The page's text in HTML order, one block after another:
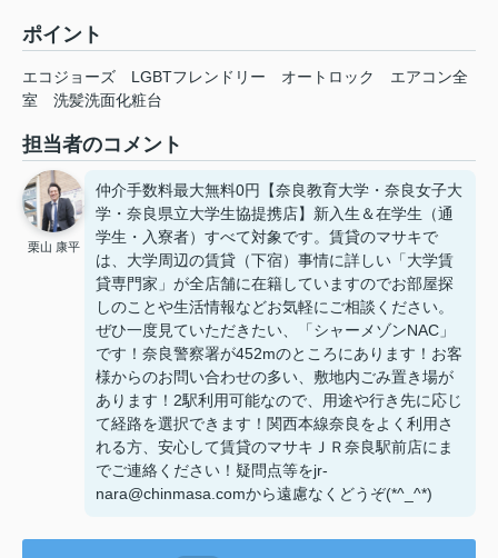
ポイント
エコジョーズ LGBTフレンドリー オートロック
エアコン全
室
洗髪洗面化粧台
担当者のコメント
栗山 康平
仲介手数料最大無料0円【奈良教育大学・奈良女子大
学・奈良県立大学生協提携店】新入生＆在学生（通
学生・入寮者）すべて対象です。賃貸のマサキで
は、大学周辺の賃貸（下宿）事情に詳しい「大学賃
貸専門家」が全店舗に在籍していますのでお部屋探
しのことや生活情報などお気軽にご相談ください。
ぜひ一度見ていただきたい、「シャーメゾンNAC」
です！奈良警察署が452mのところにあります！お客
様からのお問い合わせの多い、敷地内ごみ置き場が
あります！2駅利用可能なので、用途や行き先に応じ
て経路を選択できます！関西本線奈良をよく利用さ
れる方、安心して賃貸のマサキＪＲ奈良駅前店にま
でご連絡ください！疑問点等をjr-
nara@chinmasa.comから遠慮なくどうぞ(*^_^*)